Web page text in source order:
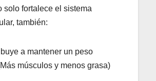
solo fortalece el sistema
también:
a mantener un peso
músculos y menos grasa)